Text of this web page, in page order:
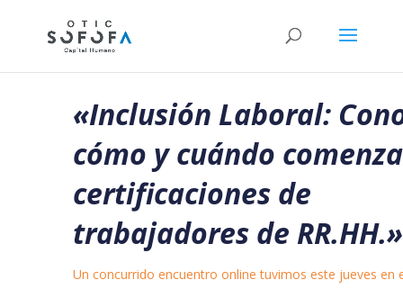
«Inclusión Laboral:
cómo y cuándo
certificaciones de
trabajadores de RR.HH.»
Un concurrido encuentro online tuvimos este jueves en